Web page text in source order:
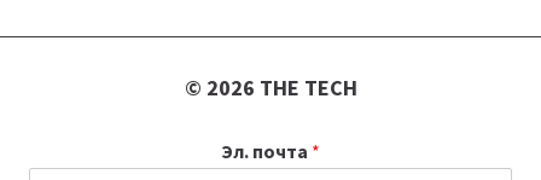
© 2026 THE TECH
Эл. почта *